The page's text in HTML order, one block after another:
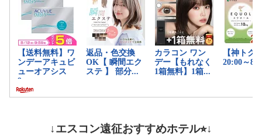
↓エスコン遠征おすすめホテル⭐︎↓